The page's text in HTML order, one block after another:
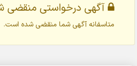
آگهی درخواستی
متاسفانه آگهی شما منقضی شده است.